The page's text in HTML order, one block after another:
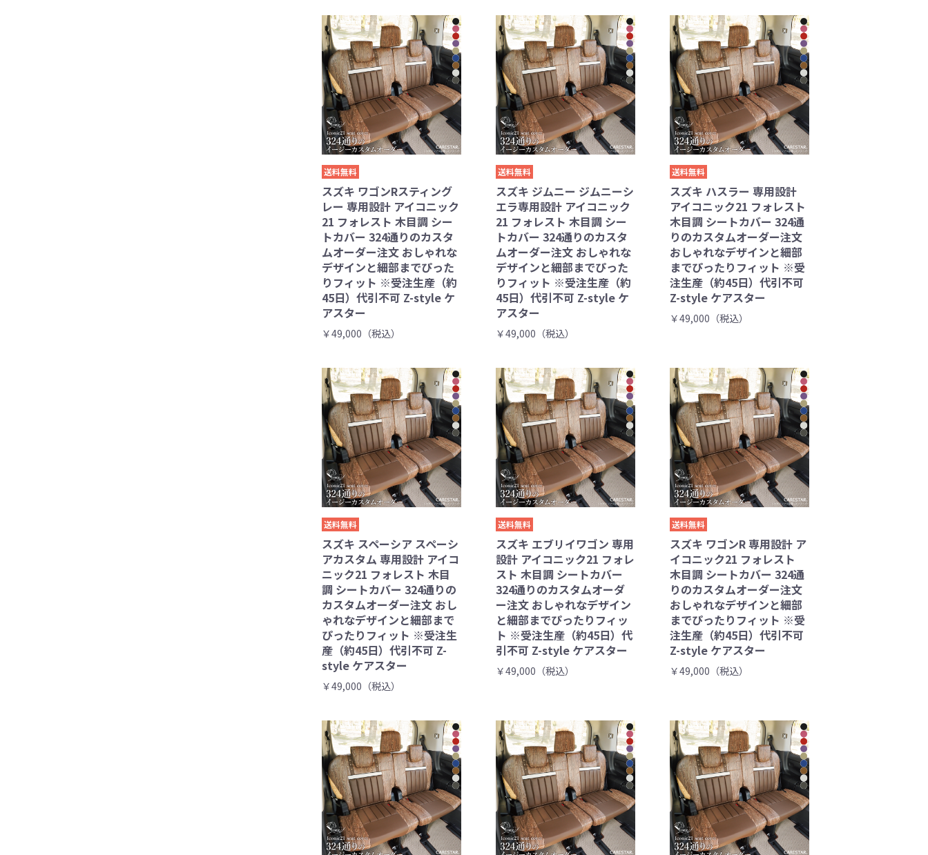
送料無料
スズキ ワゴンRスティング
レー 専用設計 アイコニック
21 フォレスト 木目調 シー
トカバー 324通りのカスタ
ムオーダー注文 おしゃれな
デザインと細部までぴった
りフィット ※受注生産（約
45日）代引不可 Z-style ケ
アスター
￥49,000（税込）
送料無料
スズキ ジムニー ジムニーシ
エラ専用設計 アイコニック
21 フォレスト 木目調 シー
トカバー 324通りのカスタ
ムオーダー注文 おしゃれな
デザインと細部までぴった
りフィット ※受注生産（約
45日）代引不可 Z-style ケ
アスター
￥49,000（税込）
送料無料
スズキ ハスラー 専用設計
アイコニック21 フォレスト
木目調 シートカバー 324通
りのカスタムオーダー注文
おしゃれなデザインと細部
までぴったりフィット ※受
注生産（約45日）代引不可
Z-style ケアスター
￥49,000（税込）
送料無料
スズキ スペーシア スペーシ
アカスタム 専用設計 アイコ
ニック21 フォレスト 木目
調 シートカバー 324通りの
カスタムオーダー注文 おし
ゃれなデザインと細部まで
ぴったりフィット ※受注生
産（約45日）代引不可 Z-
style ケアスター
￥49,000（税込）
送料無料
スズキ エブリイワゴン 専用
設計 アイコニック21 フォレ
スト 木目調 シートカバー
324通りのカスタムオーダ
ー注文 おしゃれなデザイン
と細部までぴったりフィッ
ト ※受注生産（約45日）代
引不可 Z-style ケアスター
￥49,000（税込）
送料無料
スズキ ワゴンR 専用設計 ア
イコニック21 フォレスト
木目調 シートカバー 324通
りのカスタムオーダー注文
おしゃれなデザインと細部
までぴったりフィット ※受
注生産（約45日）代引不可
Z-style ケアスター
￥49,000（税込）